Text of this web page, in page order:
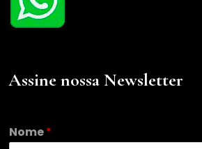
Assine nossa Newsletter
Nome*